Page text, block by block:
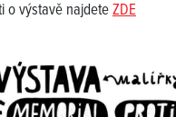
o výstavě najdeteZDE